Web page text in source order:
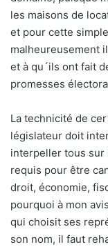
les maisons de
et pour cette
malheureusement
et à qu´ils ont fait
promesses
La technicité de
législateur doit
interpeller tous sur
requis pour être
droit, économie,
pourquoi à mon
qui choisit ses
son nom, il faut